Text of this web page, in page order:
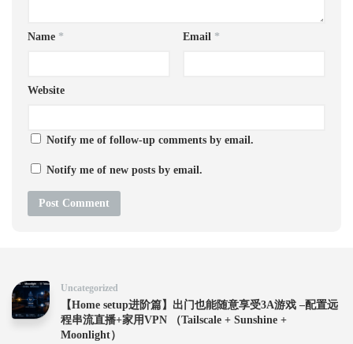
Name * Email *
Website
Notify me of follow-up comments by email.
Notify me of new posts by email.
Uncategorized
【Home setup进阶篇】出门也能随意享受3A游戏 –配置远
程串流直播+家用VPN （Tailscale + Sunshine +
Moonlight）